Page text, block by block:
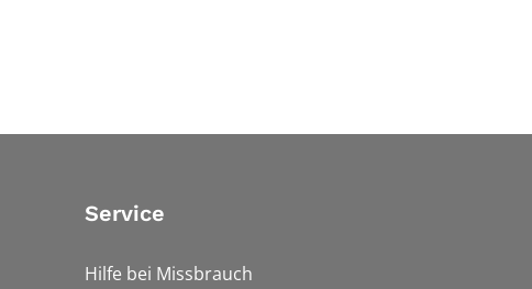
Service
Hilfe bei Missbrauch